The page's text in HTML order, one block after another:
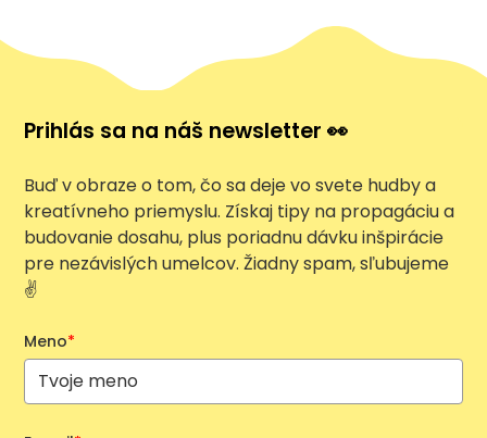
Prihlás sa na náš newsletter 👀
Buď v obraze o tom, čo sa deje vo svete hudby a
kreatívneho priemyslu. Získaj tipy na propagáciu a
budovanie dosahu, plus poriadnu dávku inšpirácie
pre nezávislých umelcov. Žiadny spam, sľubujeme
✌️
Meno*